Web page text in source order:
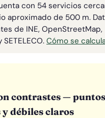
con 54 servicios
aproximado de 500 m.
de INE, OpenStreetMap,
Cómo se
contrastes — puntos
débiles claros